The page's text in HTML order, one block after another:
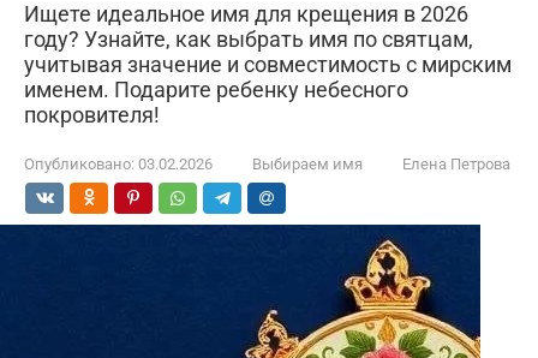
Ищете идеальное имя для крещения в 2026
году? Узнайте, как выбрать имя по святцам,
учитывая значение и совместимость с мирским
именем. Подарите ребенку небесного
покровителя!
Опубликовано: 03.02.2026 Выбираем имя Елена Петрова